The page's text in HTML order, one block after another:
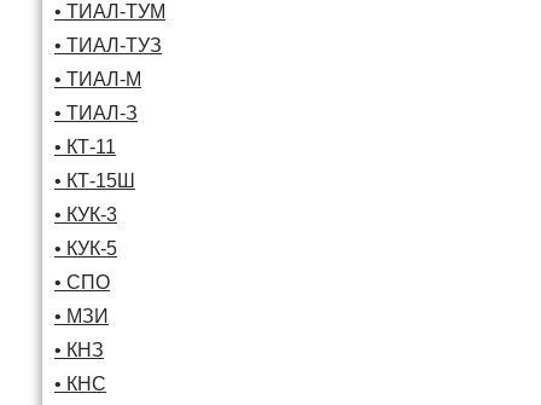
• ТИАЛ-ТУМ
• ТИАЛ-ТУЗ
• ТИАЛ-М
• ТИАЛ-З
• КТ-11
• КТ-15Ш
• КУК-3
• КУК-5
• СПО
• МЗИ
• КНЗ
• КНС